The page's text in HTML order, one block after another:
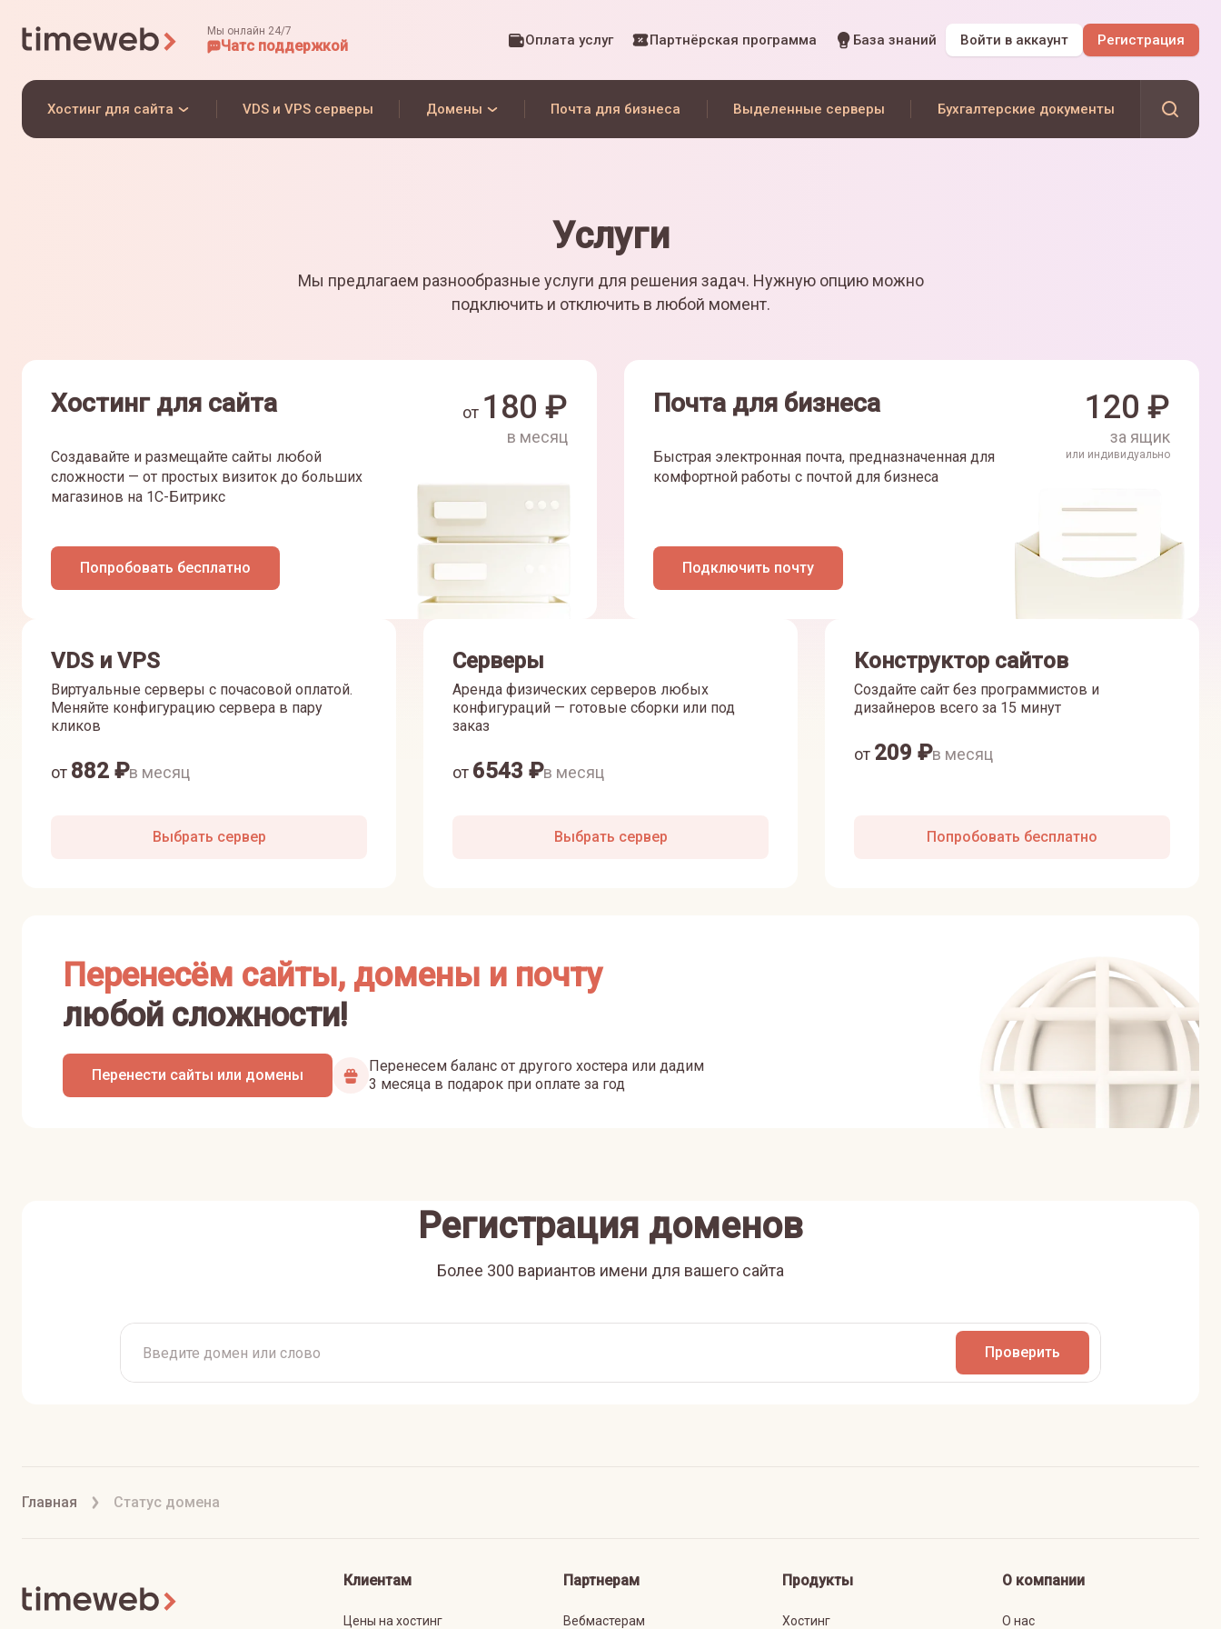
Мы онлайн 24/7
Чатс поддержкой Оплата услуг Партнёрская программа База знаний Войти в аккаунт Регистрация
Хостинг для сайта VDS и VPS серверы Домены Почта для бизнеса Выделенные серверы Бухгалтерские документы
Услуги
Мы предлагаем разнообразные услуги для решения задач. Нужную опцию можно
подключить и отключить в любой момент.
Хостинг для сайта
Создавайте и размещайте сайты любой
сложности — от простых визиток до больших
магазинов на 1С-Битрикс
Попробовать бесплатно
от 180 ₽
в месяц
Почта для бизнеса
Быстрая электронная почта, предназначенная для
комфортной работы с почтой для бизнеса
Подключить почту
120 ₽
за ящик
или индивидуально
VDS и VPS
Виртуальные серверы с почасовой оплатой.
Меняйте конфигурацию сервера в пару
кликов
от 882 ₽в месяц
Выбрать сервер
Серверы
Аренда физических серверов любых
конфигураций — готовые сборки или под
заказ
от 6543 ₽в месяц
Выбрать сервер
Конструктор сайтов
Создайте сайт без программистов и
дизайнеров всего за 15 минут
от 209 ₽в месяц
Попробовать бесплатно
Перенесём сайты, домены и почту
любой сложности!
Перенести сайты или домены
Перенесем баланс от другого хостера или дадим
3 месяца в подарок при оплате за год
Регистрация доменов
Более 300 вариантов имени для вашего сайта
Проверить
Главная Статус домена
Клиентам
Цены на хостинг
Партнерам
Вебмастерам
Продукты
Хостинг
О компании
О нас